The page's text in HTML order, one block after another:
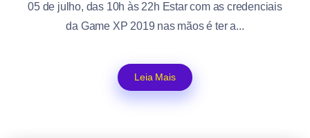
05 de julho, das 10h às 22h Estar com as credenciais
da Game XP 2019 nas mãos é ter a...
Leia Mais